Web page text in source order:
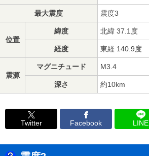
最大震度 震度3
位置
緯度 北緯 37.1度
経度 東経 140.9度
震源
マグニチュード M3.4
深さ 約10km
Twitter Facebook LINE